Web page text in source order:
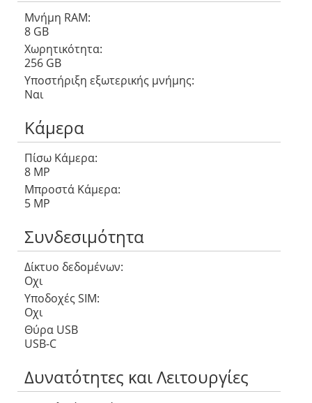
Μνήμη RAM:
8 GB
Χωρητικότητα:
256 GB
Υποστήριξη εξωτερικής μνήμης:
Ναι
Κάμερα
Πίσω Κάμερα:
8 MP
Μπροστά Κάμερα:
5 MP
Συνδεσιμότητα
Δίκτυο δεδομένων:
Οχι
Υποδοχές SIM:
Οχι
Θύρα USB
USB-C
Δυνατότητες και Λειτουργίες